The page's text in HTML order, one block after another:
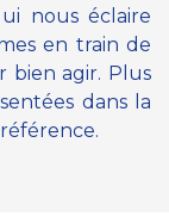
nous éclaire
en train de
bien agir. Plus
dans la